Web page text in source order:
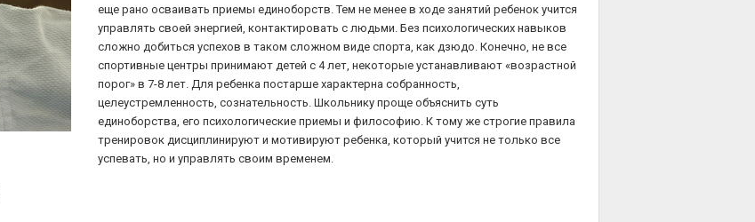
еще рано осваивать приемы единоборств. Тем не менее в ходе занятий ребенок учится
управлять своей энергией, контактировать с людьми. Без психологических навыков
сложно добиться успехов в таком сложном виде спорта, как дзюдо. Конечно, не все
спортивные центры принимают детей с 4 лет, некоторые устанавливают «возрастной
порог» в 7-8 лет. Для ребенка постарше характерна собранность,
целеустремленность, сознательность. Школьнику проще объяснить суть
единоборства, его психологические приемы и философию. К тому же строгие правила
тренировок дисциплинируют и мотивируют ребенка, который учится не только все
успевать, но и управлять своим временем.